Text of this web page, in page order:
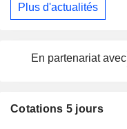
Plus d'actualités
En partenariat avec
Cotations 5 jours